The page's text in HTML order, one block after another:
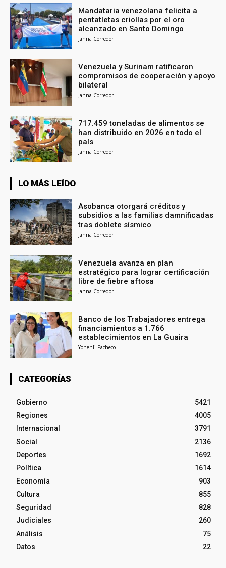
Mandataria venezolana felicita a
pentatletas criollas por el oro
alcanzado en Santo Domingo
Janna Corredor
Venezuela y Surinam ratificaron
compromisos de cooperación y apoyo
bilateral
Janna Corredor
717.459 toneladas de alimentos se
han distribuido en 2026 en todo el
país
Janna Corredor
LO MÁS LEÍDO
Asobanca otorgará créditos y
subsidios a las familias damnificadas
tras doblete sísmico
Janna Corredor
Venezuela avanza en plan
estratégico para lograr certificación
libre de fiebre aftosa
Janna Corredor
Banco de los Trabajadores entrega
financiamientos a 1.766
establecimientos en La Guaira
Yohenli Pacheco
CATEGORÍAS
Gobierno
5421
Regiones
4005
Internacional
3791
Social
2136
Deportes
1692
Política
1614
Economía
903
Cultura
855
Seguridad
828
Judiciales
260
Análisis
75
Datos
22